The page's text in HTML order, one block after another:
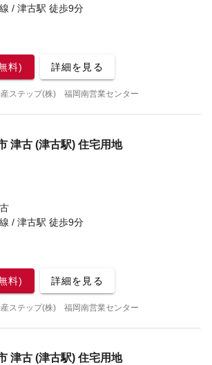
/ 津古駅 徒歩9分
料) 詳細を見る
ステップ(株) 福岡南営業センター
津古 (津古駅) 住宅用地
/ 津古駅 徒歩9分
料) 詳細を見る
ステップ(株) 福岡南営業センター
津古 (津古駅) 住宅用地